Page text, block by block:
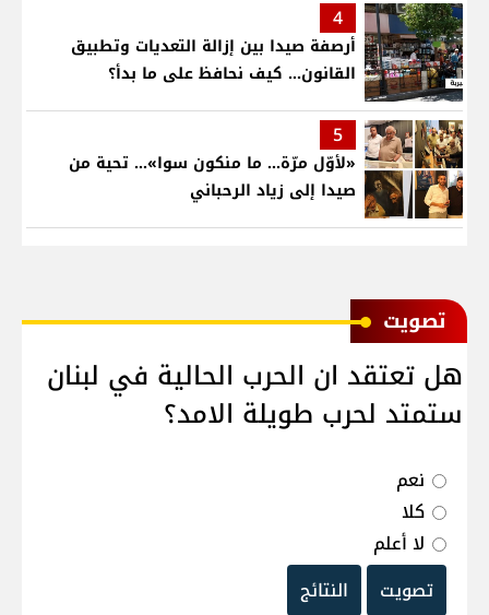
4
أرصفة صيدا بين إزالة التعديات وتطبيق
القانون... كيف نحافظ على ما بدأ؟
5
«لأوّل مرّة… ما منكون سوا»… تحية من
صيدا إلى زياد الرحباني
ﺗﺼﻮﻳﺖ
هل تعتقد ان الحرب الحالية في لبنان
ستمتد لحرب طويلة الامد؟
نعم
كلا
لا أعلم
تصويت
النتائج